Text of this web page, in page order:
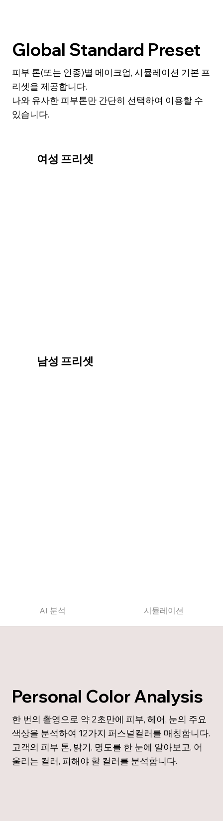
Global Standard Preset
피부 톤(또는 인종)별 메이크업, 시뮬레이션 기본 프
리셋을 제공합니다.
나와 유사한 피부톤만 간단히 선택하여 이용할 수
있습니다.
여성 프리셋
남성 프리셋
AI 분석 시뮬레이션
Personal Color Analysis
한 번의 촬영으로 약 2초만에 피부, 헤어, 눈의 주요
색상을 분석하여 12가지 퍼스널컬러를 매칭합니다.
고객의 피부 톤, 밝기, 명도를 한 눈에 알아보고, 어
울리는 컬러, 피해야 할 컬러를 분석합니다.